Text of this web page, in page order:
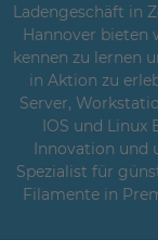
Ladengeschäft in
Hannover bieten
kennen zu lernen
in Aktion zu
Server,
IOS und Linux
Innovation und
Spezialist für
Filamente in